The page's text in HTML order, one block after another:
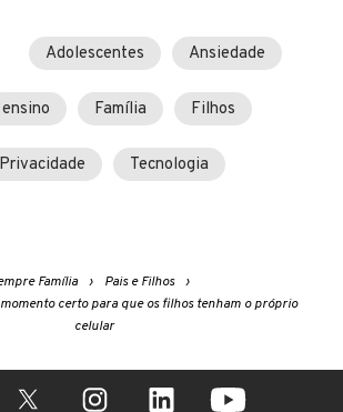
Adolescentes Ansiedade
ensino Família Filhos
Privacidade Tecnologia
Família
Pais e Filhos
certo para que os filhos tenham o próprio
celular